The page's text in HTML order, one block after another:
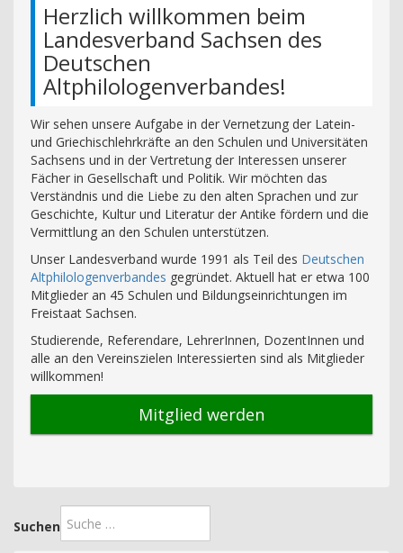
Herzlich willkommen beim
Landesverband Sachsen des
Deutschen
Altphilologenverbandes!
Wir sehen unsere Aufgabe in der Vernetzung der Latein-
und Griechischlehrkräfte an den Schulen und Universitäten
Sachsens und in der Vertretung der Interessen unserer
Fächer in Gesellschaft und Politik. Wir möchten das
Verständnis und die Liebe zu den alten Sprachen und zur
Geschichte, Kultur und Literatur der Antike fördern und die
Vermittlung an den Schulen unterstützen.
Unser Landesverband wurde 1991 als Teil des Deutschen
Altphilologenverbandes gegründet. Aktuell hat er etwa 100
Mitglieder an 45 Schulen und Bildungseinrichtungen im
Freistaat Sachsen.
Studierende, Referendare, LehrerInnen, DozentInnen und
alle an den Vereinszielen Interessierten sind als Mitglieder
willkommen!
Mitglied werden
Suchen